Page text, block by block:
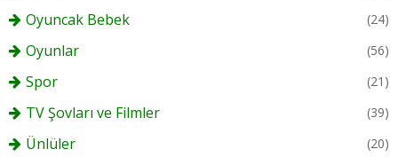
Oyuncak Bebek (24)
Oyunlar (56)
Spor (21)
TV Şovları ve Filmler (39)
Ünlüler (20)